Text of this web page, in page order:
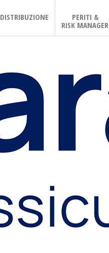
DISTRIBUZIONE
PERITI &
RISK MANAGER